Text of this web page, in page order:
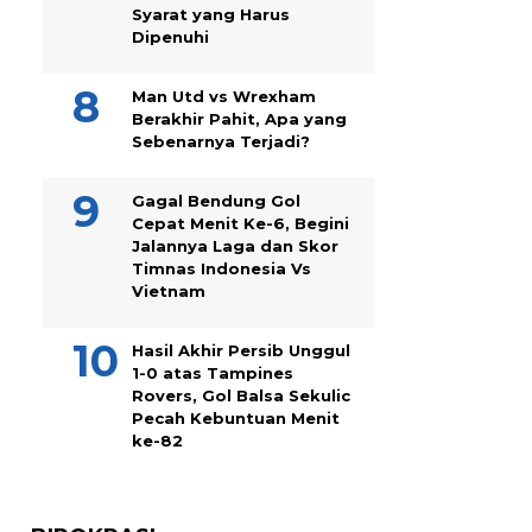
Syarat yang Harus
Dipenuhi
Man Utd vs Wrexham
Berakhir Pahit, Apa yang
Sebenarnya Terjadi?
Gagal Bendung Gol
Cepat Menit Ke-6, Begini
Jalannya Laga dan Skor
Timnas Indonesia Vs
Vietnam
Hasil Akhir Persib Unggul
1-0 atas Tampines
Rovers, Gol Balsa Sekulic
Pecah Kebuntuan Menit
ke-82